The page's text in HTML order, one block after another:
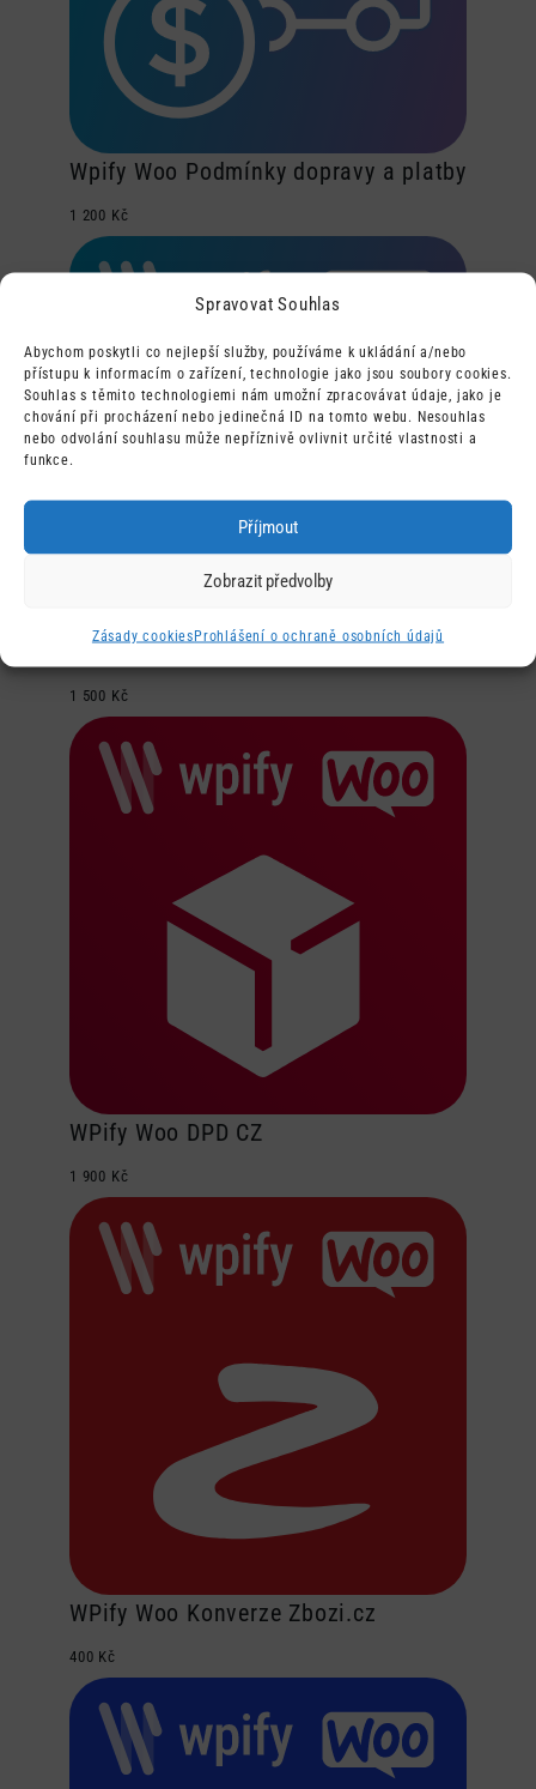
Spravovat Souhlas
Abychom poskytli co nejlepší služby, používáme k ukládání a/nebo
přístupu k informacím o zařízení, technologie jako jsou soubory cookies.
Souhlas s těmito technologiemi nám umožní zpracovávat údaje, jako je
chování při procházení nebo jedinečná ID na tomto webu. Nesouhlas
nebo odvolání souhlasu může nepříznivě ovlivnit určité vlastnosti a
funkce.
Příjmout
Zobrazit předvolby
Zásady cookiesProhlášení o ochraně osobních údajů
Wpify Woo Podmínky dopravy a platby
1 200 Kč
WPify Woo Feedy
1 500 Kč
WPify Woo DPD CZ
1 900 Kč
WPify Woo Konverze Zbozi.cz
400 Kč